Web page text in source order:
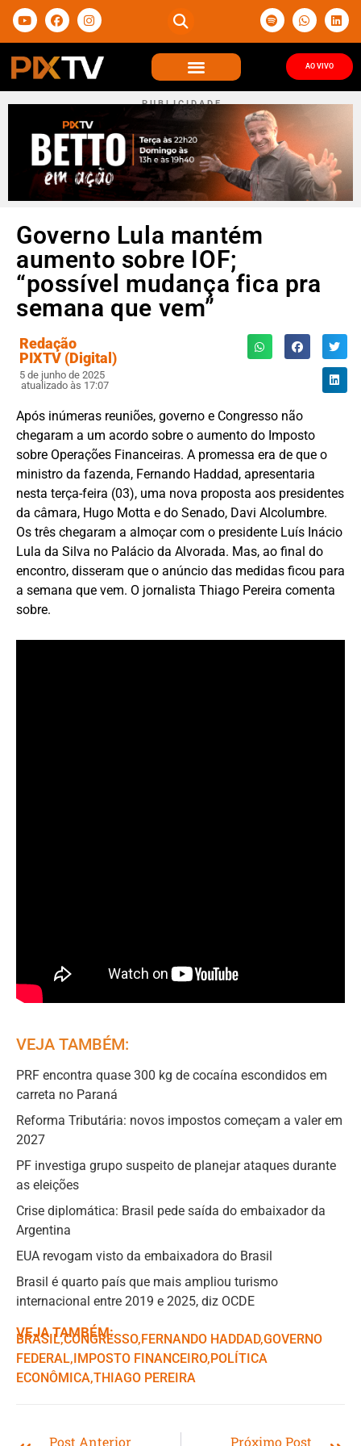
AO VIVO
P U B L I C I D A D E
Governo Lula mantém
aumento sobre IOF;
“possível mudança fica pra
semana que vem”
Redação
PIXTV (Digital)
5 de junho de 2025
atualizado às 17:07
Após inúmeras reuniões, governo e Congresso não
chegaram a um acordo sobre o aumento do Imposto
sobre Operações Financeiras. A promessa era de que o
ministro da fazenda, Fernando Haddad, apresentaria
nesta terça-feira (03), uma nova proposta aos presidentes
da câmara, Hugo Motta e do Senado, Davi Alcolumbre.
Os três chegaram a almoçar com o presidente Luís Inácio
Lula da Silva no Palácio da Alvorada. Mas, ao final do
encontro, disseram que o anúncio das medidas ficou para
a semana que vem. O jornalista Thiago Pereira comenta
sobre.
VEJA TAMBÉM:
PRF encontra quase 300 kg de cocaína escondidos em
carreta no Paraná
Reforma Tributária: novos impostos começam a valer em
2027
PF investiga grupo suspeito de planejar ataques durante
as eleições
Crise diplomática: Brasil pede saída do embaixador da
Argentina
EUA revogam visto da embaixadora do Brasil
Brasil é quarto país que mais ampliou turismo
internacional entre 2019 e 2025, diz OCDE
VEJA TAMBÉM:
BRASIL,ㅤCONGRESSO,ㅤFERNANDO HADDAD,ㅤGOVERNO
FEDERAL,ㅤIMPOSTO FINANCEIRO,ㅤPOLÍTICA
ECONÔMICA,ㅤTHIAGO PEREIRA
Post Anterior Próximo Post